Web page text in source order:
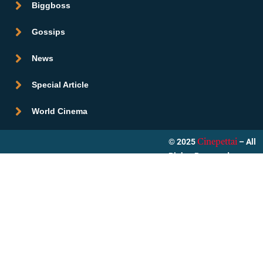
Biggboss
Gossips
News
Special Article
World Cinema
© 2025 Cinepettai – All
Rights Reserved